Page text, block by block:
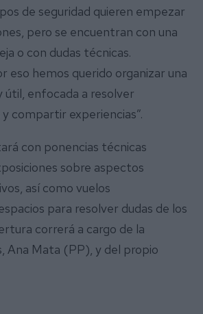
de seguridad quieren empezar
pero se encuentran con una
o con dudas técnicas.
eso hemos querido organizar una
útil, enfocada a resolver
compartir experiencias”.
con ponencias técnicas
sobre aspectos
así como vuelos
para resolver dudas de los
correrá a cargo de la
Ana Mata (PP), y del propio